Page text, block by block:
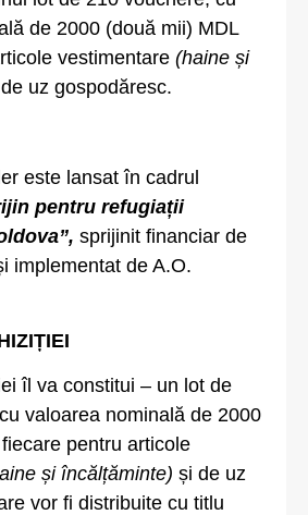
de 2000 (două mii) MDL
vestimentare (haine și
uz gospodăresc.
este lansat în cadrul
pentru refugiații
sprijinit financiar de
implementat de A.O.
îl va constitui – un lot de
valoarea nominală de 2000
pentru articole
și încălțăminte) și de uz
vor fi distribuite cu titlu